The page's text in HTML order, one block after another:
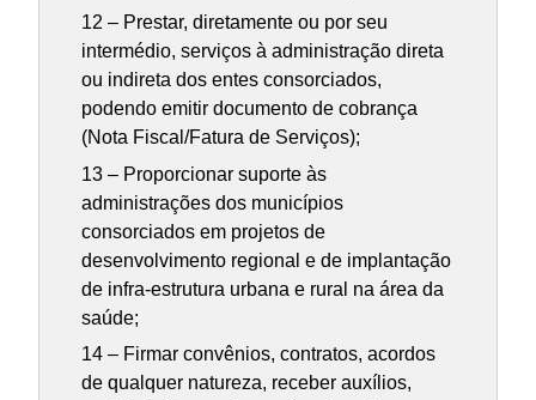
12 – Prestar, diretamente ou por seu
intermédio, serviços à administração direta
ou indireta dos entes consorciados,
podendo emitir documento de cobrança
(Nota Fiscal/Fatura de Serviços);
13 – Proporcionar suporte às
administrações dos municípios
consorciados em projetos de
desenvolvimento regional e de implantação
de infra-estrutura urbana e rural na área da
saúde;
14 – Firmar convênios, contratos, acordos
de qualquer natureza, receber auxílios,